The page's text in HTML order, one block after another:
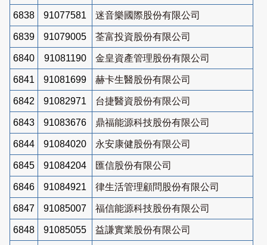
6838 91077581 迷音樂國際股份有限公司
6839 91079005 荃富投資股份有限公司
6840 91081190 金皇資產管理股份有限公司
6841 91081699 赫卡生醫股份有限公司
6842 91082971 台捷醫資股份有限公司
6843 91083676 鼎福能源科技股份有限公司
6844 91084020 永安康健股份有限公司
6845 91084204 匯信股份有限公司
6846 91084921 律生活管理顧問股份有限公司
6847 91085007 福信能源科技股份有限公司
6848 91085055 益謙實業股份有限公司